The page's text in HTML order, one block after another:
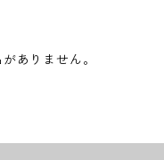
ありません。